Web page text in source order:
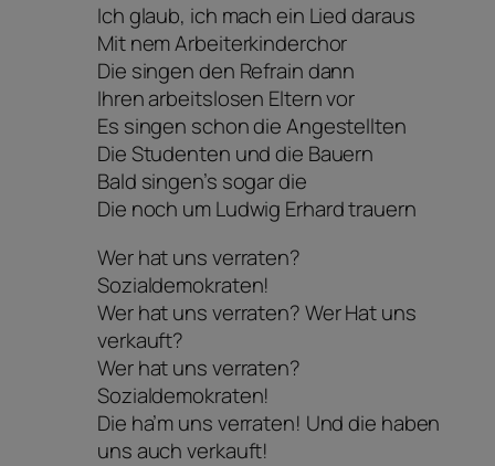
Ich glaub, ich mach ein Lied daraus
Mit nem Arbeiterkinderchor
Die singen den Refrain dann
Ihren arbeitslosen Eltern vor
Es singen schon die Angestellten
Die Studenten und die Bauern
Bald singen’s sogar die
Die noch um Ludwig Erhard trauern
Wer hat uns verraten?
Sozialdemokraten!
Wer hat uns verraten? Wer Hat uns
verkauft?
Wer hat uns verraten?
Sozialdemokraten!
Die ha’m uns verraten! Und die haben
uns auch verkauft!